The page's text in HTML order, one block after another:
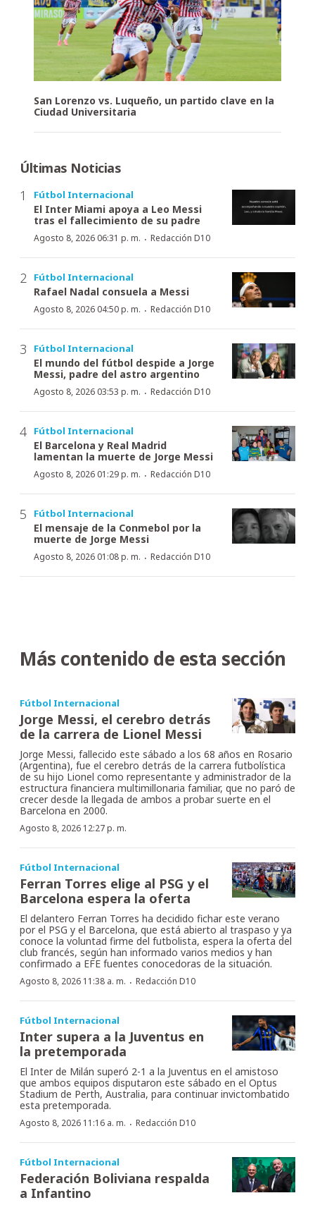
San Lorenzo vs. Luqueño, un partido clave en la
Ciudad Universitaria
Últimas Noticias
Fútbol Internacional
El Inter Miami apoya a Leo Messi
tras el fallecimiento de su padre
Agosto 8, 2026 06:31 p. m. · Redacción D10
Fútbol Internacional
Rafael Nadal consuela a Messi
Agosto 8, 2026 04:50 p. m. · Redacción D10
Fútbol Internacional
El mundo del fútbol despide a Jorge
Messi, padre del astro argentino
Agosto 8, 2026 03:53 p. m. · Redacción D10
Fútbol Internacional
El Barcelona y Real Madrid
lamentan la muerte de Jorge Messi
Agosto 8, 2026 01:29 p. m. · Redacción D10
Fútbol Internacional
El mensaje de la Conmebol por la
muerte de Jorge Messi
Agosto 8, 2026 01:08 p. m. · Redacción D10
Más contenido de esta sección
Fútbol Internacional
Jorge Messi, el cerebro detrás
de la carrera de Lionel Messi
Jorge Messi, fallecido este sábado a los 68 años en Rosario
(Argentina), fue el cerebro detrás de la carrera futbolística
de su hijo Lionel como representante y administrador de la
estructura financiera multimillonaria familiar, que no paró de
crecer desde la llegada de ambos a probar suerte en el
Barcelona en 2000.
Agosto 8, 2026 12:27 p. m.
Fútbol Internacional
Ferran Torres elige al PSG y el
Barcelona espera la oferta
El delantero Ferran Torres ha decidido fichar este verano
por el PSG y el Barcelona, que está abierto al traspaso y ya
conoce la voluntad firme del futbolista, espera la oferta del
club francés, según han informado varios medios y han
confirmado a EFE fuentes conocedoras de la situación.
Agosto 8, 2026 11:38 a. m. · Redacción D10
Fútbol Internacional
Inter supera a la Juventus en
la pretemporada
El Inter de Milán superó 2-1 a la Juventus en el amistoso
que ambos equipos disputaron este sábado en el Optus
Stadium de Perth, Australia, para continuar invictombatido
esta pretemporada.
Agosto 8, 2026 11:16 a. m. · Redacción D10
Fútbol Internacional
Federación Boliviana respalda
a Infantino